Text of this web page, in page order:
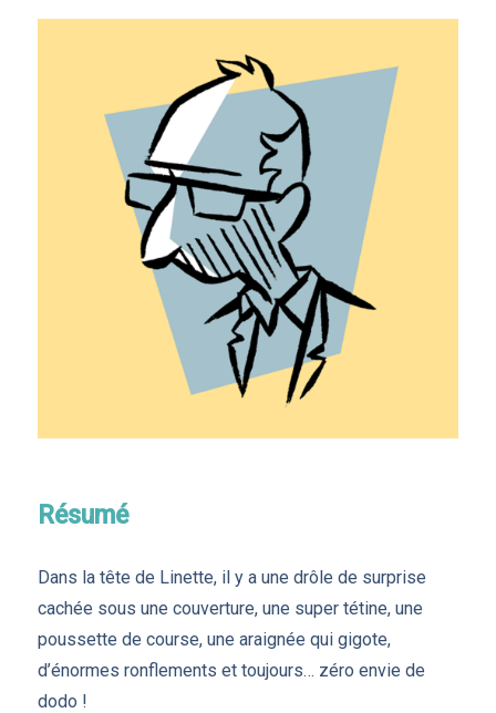
Résumé
Dans la tête de Linette, il y a une drôle de surprise
cachée sous une couverture, une super tétine, une
poussette de course, une araignée qui gigote,
d’énormes ronflements et toujours… zéro envie de
dodo !